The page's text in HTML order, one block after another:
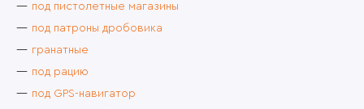
под пистолетные магазины
под патроны дробовика
гранатные
под рацию
под GPS-навигатор